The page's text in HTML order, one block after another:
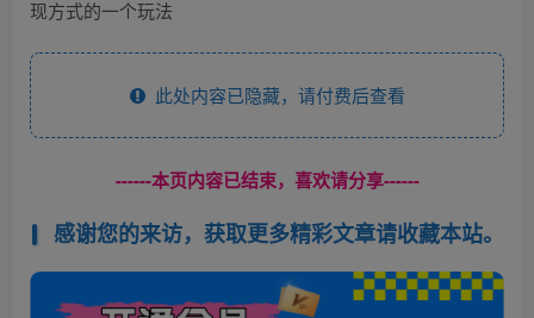
现方式的一个玩法
此处内容已隐藏，请付费后查看
------本页内容已结束，喜欢请分享------
感谢您的来访，获取更多精彩文章请收藏本站。